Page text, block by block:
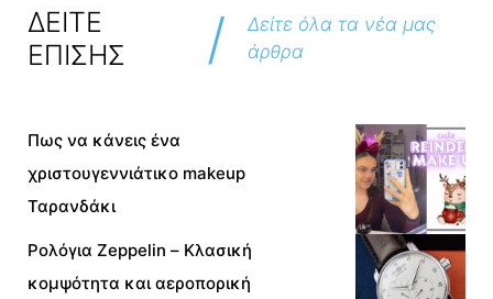
ΔΕΙΤΕ
ΕΠΙΣΗΣ
/
Δείτε όλα τα νέα μας
άρθρα
Πως να κάνεις ένα
χριστουγεννιάτικο makeup
Ταρανδάκι
Ρολόγια Zeppelin – Κλασική
κομψότητα και αεροπορική